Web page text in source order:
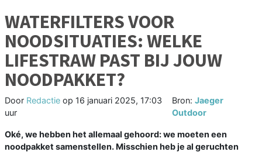
WATERFILTERS VOOR
NOODSITUATIES: WELKE
LIFESTRAW PAST BIJ JOUW
NOODPAKKET?
Door Redactie op 16 januari 2025, 17:03
uur
Bron:Jaeger
Outdoor
Oké, we hebben het allemaal gehoord: we moeten een
noodpakket samenstellen. Misschien heb je al geruchten